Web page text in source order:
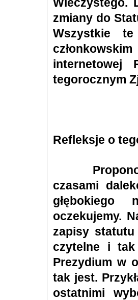
zmiany do
Wszystkie te
tegorocznym
Refleksje o
czasami
głębokiego
oczekujemy.
zapisy statutu
czytelne i tak
Prezydium w
tak jest.
ostatnimi